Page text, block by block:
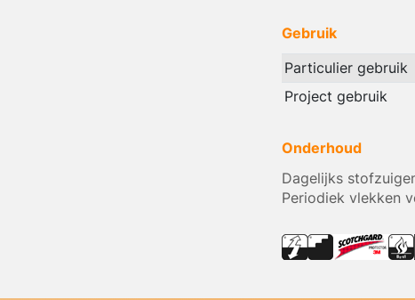
Gebruik
Particulier gebruik
Project gebruik
Onderhoud
Dagelijks
Periodiek vlekken